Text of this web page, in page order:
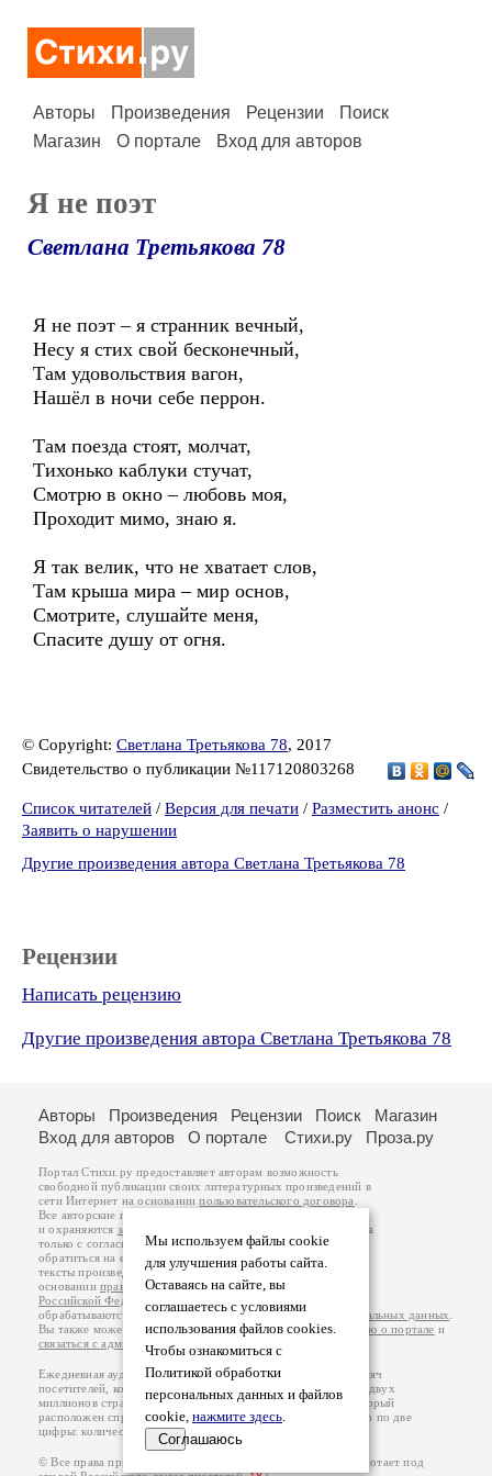
Авторы Произведения Рецензии
Поиск
Магазин
О портале Вход для авторов
Я не поэт
Светлана Третьякова 78
Я не поэт – я странник вечный,
Несу я стих свой бесконечный,
Там удовольствия вагон,
Нашёл в ночи себе перрон.
Там поезда стоят, молчат,
Тихонько каблуки стучат,
Смотрю в окно – любовь моя,
Проходит мимо, знаю я.
Я так велик, что не хватает слов,
Там крыша мира – мир основ,
Смотрите, слушайте меня,
Спасите душу от огня.
© Copyright: Светлана Третьякова 78, 2017
Свидетельство о публикации №117120803268
Список читателей / Версия для печати / Разместить анонс /
Заявить о нарушении
Другие произведения автора Светлана Третьякова 78
Рецензии
Написать рецензию
Другие произведения автора Светлана Третьякова 78
Мы используем файлы cookie
для улучшения работы сайта.
Оставаясь на сайте, вы
соглашаетесь с условиями
использования файлов cookies.
Чтобы ознакомиться с
Политикой обработки
персональных данных и файлов
cookie, нажмите здесь.
Соглашаюсь
Авторы Произведения Рецензии Поиск
Магазин
Вход для авторов
О портале Стихи.ру Проза.ру
Портал Стихи.ру предоставляет авторам возможность
свободной публикации своих литературных произведений в
сети Интернет на основаниипользовательского договора
Все авторские права на произведения принадлежат авторам
и охраняются законом
. Перепечатка произведений возможна
только с согласия его автора, к которому вы можете
обратиться на его авторской странице. Ответственность за
тексты произведений авторы несут самостоятельно на
основанииправил публикацииизаконодательства
Российской Федерации
обрабатываются на основанииПолитики обработки персональных данных
Вы также можете посмотреть более подробнуюинформацию о портале и
связаться с администрацией
Ежедневная аудитория портала Стихи.ру – порядка 200 тысяч
посетителей, которые в общей сумме просматривают более двух
миллионов страниц по данным счетчика посещаемости, который
расположен справа от этого текста. В каждой графе указано по две
цифры: количество просмотров и количество посетителей.
© Все права принадлежат авторам, 2000-2026. Портал работает под